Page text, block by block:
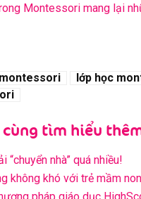
Montessori mang lại
lớp học
cùng tìm hiểu
nhà” quá nhiều!
không khó với trẻ mầm